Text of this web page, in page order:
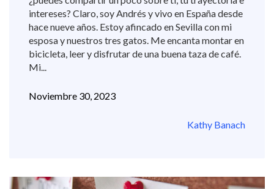
intereses? Claro, soy Andrés y vivo en España desde
hace nueve años. Estoy afincado en Sevilla con mi
esposa y nuestros tres gatos. Me encanta montar en
bicicleta, leer y disfrutar de una buena taza de café.
Mi...
Noviembre 30, 2023
Kathy Banach